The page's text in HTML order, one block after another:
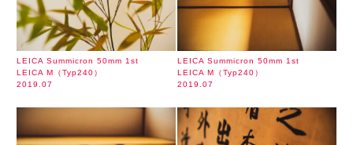
LEICA Summicron 50mm 1st
LEICA M（Typ240）
2019.07
LEICA Summicron 50mm 1st
LEICA M（Typ240）
2019.07